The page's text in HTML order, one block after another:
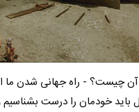
آن چیست؟ - راه جهانی شدن
باید خودمان را درست بشناسیم